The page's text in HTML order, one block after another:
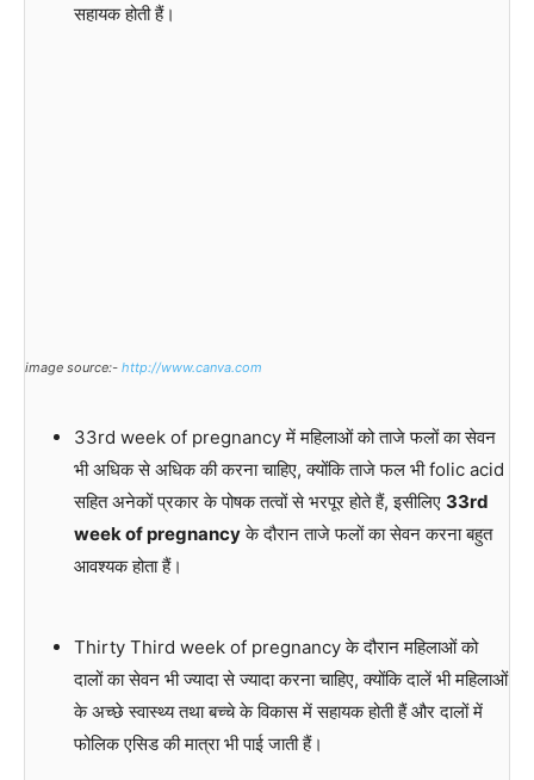
सहायक होती हैं।
image source:- http://www.canva.com
33rd week of pregnancy में महिलाओं को ताजे फलों का सेवन
भी अधिक से अधिक की करना चाहिए, क्योंकि ताजे फल भी folic acid
सहित अनेकों प्रकार के पोषक तत्वों से भरपूर होते हैं, इसीलिए 33rd
week of pregnancyके दौरान ताजे फलों का सेवन करना बहुत
आवश्यक होता हैं।
Thirty Third week of pregnancy के दौरान महिलाओं को
दालों का सेवन भी ज्यादा से ज्यादा करना चाहिए, क्योंकि दालें भी महिलाओं
के अच्छे स्वास्थ्य तथा बच्चे के विकास में सहायक होती हैं और दालों में
फोलिक एसिड की मात्रा भी पाई जाती हैं।